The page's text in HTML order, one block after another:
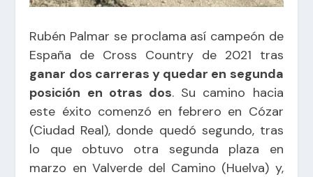
Rubén Palmar se proclama así campeón de
España de Cross Country de 2021 tras
ganar dos carreras y quedar en segunda
posición en otras dos. Su camino hacia
este éxito comenzó en febrero en Cózar
(Ciudad Real), donde quedó segundo, tras
lo que obtuvo otra segunda plaza en
marzo en Valverde del Camino (Huelva) y,